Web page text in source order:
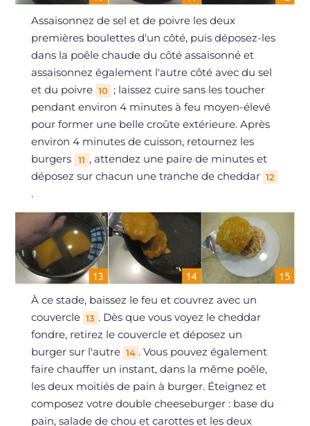
Assaisonnez de sel et de poivre les deux
premières boulettes d'un côté, puis déposez-les
dans la poêle chaude du côté assaisonné et
assaisonnez également l'autre côté avec du sel
et du poivre 10 ; laissez cuire sans les toucher
pendant environ 4 minutes à feu moyen-élevé
pour former une belle croûte extérieure. Après
environ 4 minutes de cuisson, retournez les
burgers
11 , attendez une paire de minutes et
déposez sur chacun une tranche de cheddar 12
.
À ce stade, baissez le feu et couvrez avec un
couvercle 13 . Dès que vous voyez le cheddar
fondre, retirez le couvercle et déposez un
burger sur l'autre 14 . Vous pouvez également
faire chauffer un instant, dans la même poêle,
les deux moitiés de pain à burger. Éteignez et
composez votre double cheeseburger : base du
pain, salade de chou et carottes et les deux